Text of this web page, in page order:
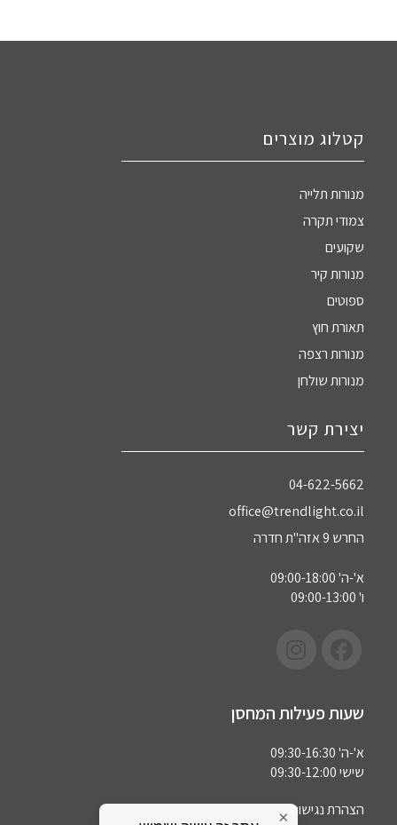
קטלוג מוצרים
מנורות תלייה
צמודי תקרה
שקועים
מנורות קיר
ספוטים
תאורת חוץ
מנורות רצפה
מנורות שולחן
יצירת קשר
04-622-5662‏
office@trendlight.co.il
החרש 9 אזה"ת חדרה
א'-ה' 09:00-18:00
ו' 09:00-13:00
שעות פעילות המחסן
א'-ה' 09:30-16:30
שישי 09:30-12:00
הצהרת נגישות×